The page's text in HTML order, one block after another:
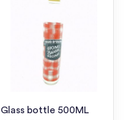
Glass bottle 500ML